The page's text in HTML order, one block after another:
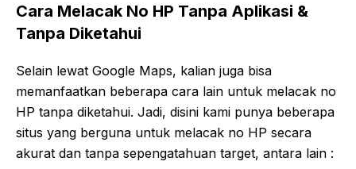
Cara Melacak No HP Tanpa Aplikasi &
Tanpa Diketahui
Selain lewat Google Maps, kalian juga bisa
memanfaatkan beberapa cara lain untuk melacak no
HP tanpa diketahui. Jadi, disini kami punya beberapa
situs yang berguna untuk melacak no HP secara
akurat dan tanpa sepengatahuan target, antara lain :